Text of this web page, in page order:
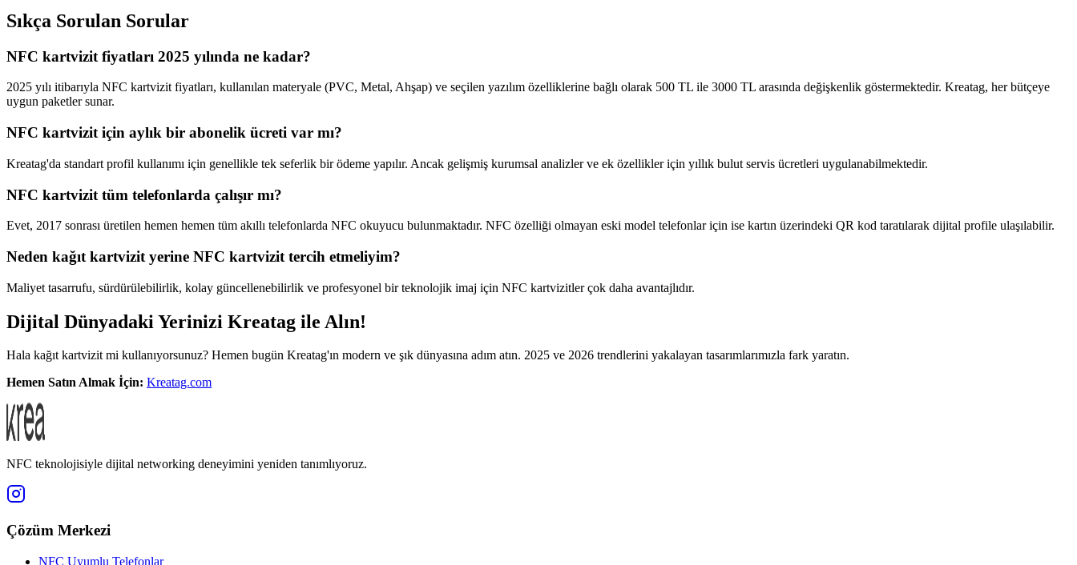
Sıkça Sorulan Sorular
NFC kartvizit fiyatları 2025 yılında ne kadar?
2025 yılı itibarıyla NFC kartvizit fiyatları, kullanılan materyale (PVC, Metal, Ahşap) ve seçilen yazılım özelliklerine bağlı olarak 500 TL ile 3000 TL arasında değişkenlik göstermektedir. Kreatag, her bütçeye
uygun paketler sunar.
NFC kartvizit için aylık bir abonelik ücreti var mı?
Kreatag'da standart profil kullanımı için genellikle tek seferlik bir ödeme yapılır. Ancak gelişmiş kurumsal analizler ve ek özellikler için yıllık bulut servis ücretleri uygulanabilmektedir.
NFC kartvizit tüm telefonlarda çalışır mı?
Evet, 2017 sonrası üretilen hemen hemen tüm akıllı telefonlarda NFC okuyucu bulunmaktadır. NFC özelliği olmayan eski model telefonlar için ise kartın üzerindeki QR kod taratılarak dijital profile ulaşılabilir.
Neden kağıt kartvizit yerine NFC kartvizit tercih etmeliyim?
Maliyet tasarrufu, sürdürülebilirlik, kolay güncellenebilirlik ve profesyonel bir teknolojik imaj için NFC kartvizitler çok daha avantajlıdır.
Dijital Dünyadaki Yerinizi Kreatag ile Alın!
Hala kağıt kartvizit mi kullanıyorsunuz? Hemen bugün Kreatag'ın modern ve şık dünyasına adım atın. 2025 ve 2026 trendlerini yakalayan tasarımlarımızla fark yaratın.
Hemen Satın Almak İçin: Kreatag.com
NFC teknolojisiyle dijital networking deneyimini yeniden tanımlıyoruz.
Çözüm Merkezi
NFC Uyumlu Telefonlar